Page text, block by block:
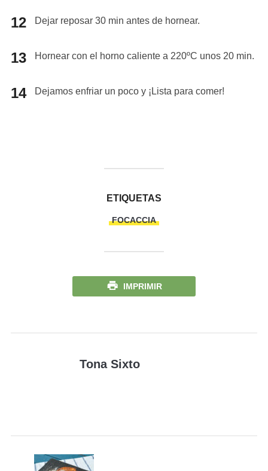
Dejar reposar 30 min antes de hornear.
Hornear con el horno caliente a 220ºC unos 20 min.
Dejamos enfriar un poco y ¡Lista para comer!
ETIQUETAS
FOCACCIA
IMPRIMIR
Tona Sixto